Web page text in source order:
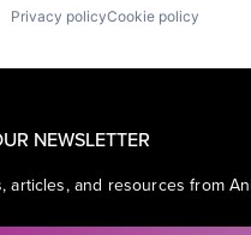
Privacy policyCookie policy
NEWSLETTER
articles, and resources from